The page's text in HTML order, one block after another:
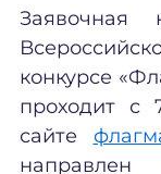
конкурсе
проходит с
сайте